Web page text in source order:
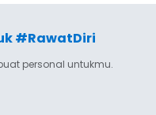
#RawatDiri
personal untukmu.